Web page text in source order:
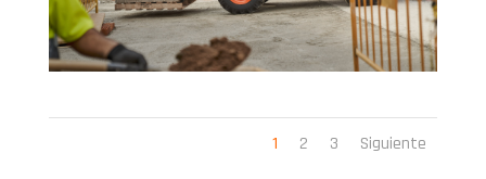
1 2 3 Siguiente